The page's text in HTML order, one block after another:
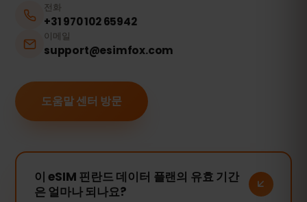
전화
+31 970 102 65942
이메일
support@esimfox.com
도움말 센터 방문
이 eSIM 핀란드 데이터 플랜의 유효 기간
은 얼마나 되나요?